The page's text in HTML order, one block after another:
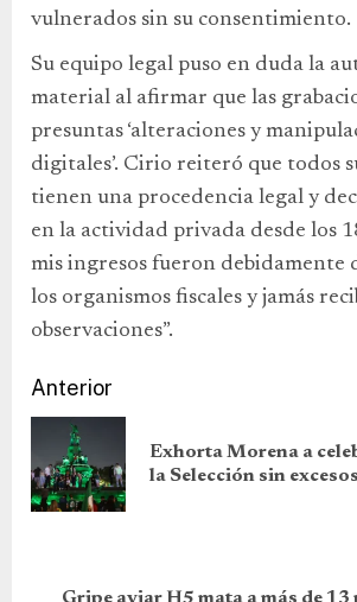
vulnerados sin su consentimiento.
Su equipo legal puso en duda la
material al afirmar que las
presuntas ‘alteraciones y
digitales’. Cirio reiteró que todos
tienen una procedencia legal y
en la actividad privada desde los
mis ingresos fueron debidamente
los organismos fiscales y jamás
observaciones”.
Anterior
Exhorta Morena a
la Selección sin